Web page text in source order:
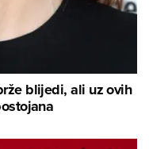
blijedi, ali uz ovih